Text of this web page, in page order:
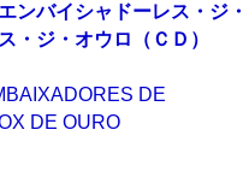
ンバイシャドーレス・ジ・
・ジ・オウロ（ＣＤ）
DE
DE OURO